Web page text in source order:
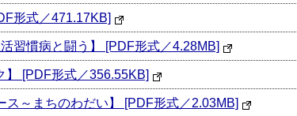
式／471.17KB]
慣病と闘う】 [PDF形式／4.28MB]
[PDF形式／356.55KB]
まちのわだい】 [PDF形式／2.03MB]